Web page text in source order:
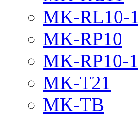
MK-RL10-1
MK-RP10
MK-RP10-1
MK-T21
MK-TB